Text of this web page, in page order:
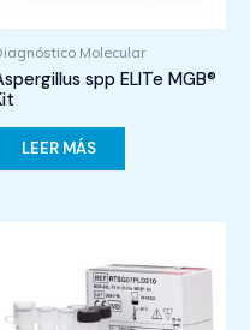
Molecular
spp ELITe MGB®
LEER MÁS